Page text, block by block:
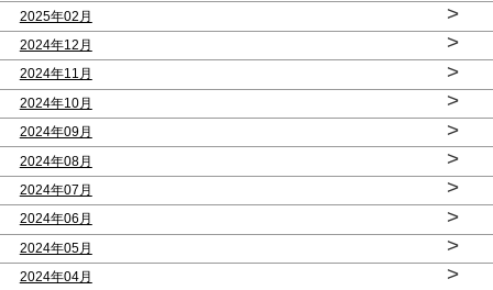
2025年02月 >
2024年12月 >
2024年11月 >
2024年10月 >
2024年09月 >
2024年08月 >
2024年07月 >
2024年06月 >
2024年05月 >
2024年04月 >